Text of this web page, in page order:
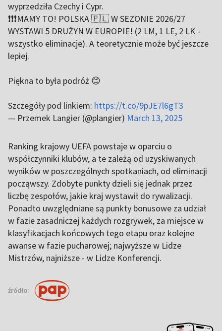
wyprzedziła Czechy i Cypr.
❗️❗️❗️MAMY TO! POLSKA 🇵🇱 W SEZONIE 2026/27
WYSTAWI 5 DRUŻYN W EUROPIE! (2 LM, 1 LE, 2 LK -
wszystko eliminacje). A teoretycznie może być jeszcze
lepiej.
Piękna to była podróż 😊
Szczegóły pod linkiem: https://t.co/9pJE7l6gT3
— Przemek Langier (@plangier) March 13, 2025
Ranking krajowy UEFA powstaje w oparciu o
współczynniki klubów, a te zależą od uzyskiwanych
wyników w poszczególnych spotkaniach, od eliminacji
począwszy. Zdobyte punkty dzieli się jednak przez
liczbę zespołów, jakie kraj wystawił do rywalizacji.
Ponadto uwzględniane są punkty bonusowe za udział
w fazie zasadniczej każdych rozgrywek, za miejsce w
klasyfikacjach końcowych tego etapu oraz kolejne
awanse w fazie pucharowej; najwyższe w Lidze
Mistrzów, najniższe - w Lidze Konferencji.
źródło: